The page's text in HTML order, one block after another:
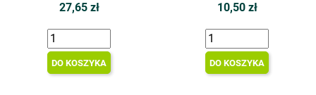
27,65 zł
DO KOSZYKA
10,50 zł
DO KOSZYKA